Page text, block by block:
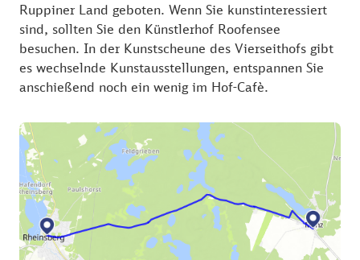
Ruppiner Land geboten. Wenn Sie kunstinteressiert
sind, sollten Sie den Künstlerhof Roofensee
besuchen. In der Kunstscheune des Vierseithofs gibt
es wechselnde Kunstausstellungen, entspannen Sie
anschießend noch ein wenig im Hof-Cafè.